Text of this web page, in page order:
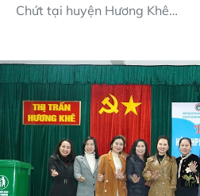
Chứt tại huyện Hương Khê…